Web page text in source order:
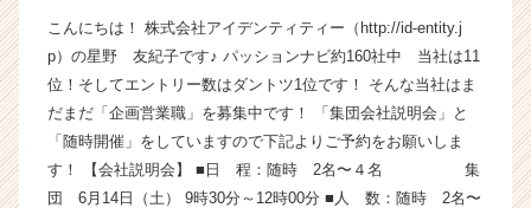
タ
イ
ラ
イ
ン】
|
ベ
こんにちは！ 株式会社アイデンティティー（http://id-entity.j
p）の星野 友紀子です♪ パッションナビ約160社中 当社は11
位！そしてエントリー数はダントツ1位です！ そんな当社はま
だまだ「企画営業職」を募集中です！ 「集団会社説明会」と
「随時開催」をしていますので下記よりご予約をお願いしま
す！ 【会社説明会】 ■日 程：随時 2名〜４名 集
団 6月14日（土） 9時30分～12時00分 ■人 数：随時 2名〜